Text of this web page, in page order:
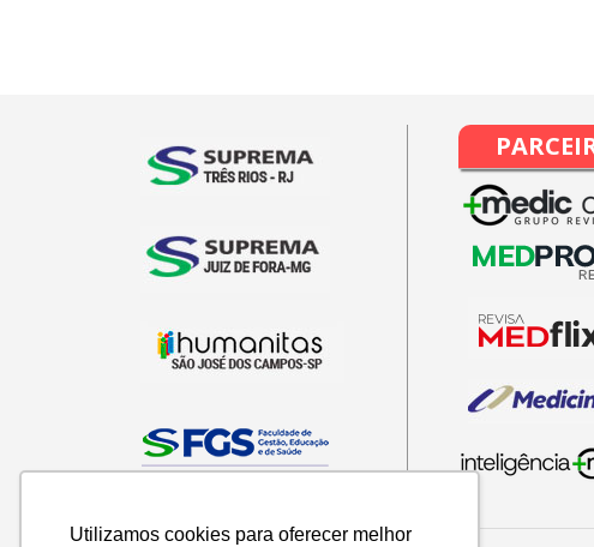
Utilizamos cookies para oferecer melhor